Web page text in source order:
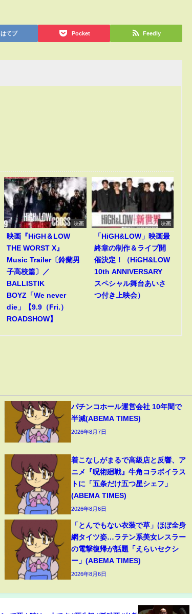
はてブ Pocket Feedly
映画
映画『HiGH＆LOW
THE WORST X』
Music Trailer〔鈴蘭男
子高校篇〕／
BALLISTIK
BOYZ「We never
die」【9.9（Fri.）
ROADSHOW】
映画
「HiGH&LOW」映画最
終章の制作＆ライブ開
催決定！（HiGH&LOW
10th ANNIVERSARY
スペシャル舞台あいさ
つ付き上映会）
パチンコホール運営会社 10年間で
半減(ABEMA TIMES)
2026年8月7日
着こなしがまるで高級店と反響、ア
ニメ『呪術廻戦』牛角コラボイラス
トに「五条だけ五つ星シェフ」
(ABEMA TIMES)
2026年8月6日
「とんでもない衣装で草」ほぼ全身
網タイツ姿…ラテン系美女レスラー
の電撃復帰が話題「えらいセクシ
ー」(ABEMA TIMES)
2026年8月6日